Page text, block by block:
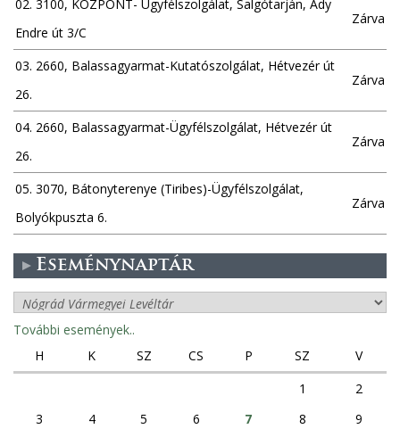
02. 3100, KÖZPONT- Ügyfélszolgálat, Salgótarján, Ady
Endre út 3/C
Zárva
03. 2660, Balassagyarmat-Kutatószolgálat, Hétvezér út
26.
Zárva
04. 2660, Balassagyarmat-Ügyfélszolgálat, Hétvezér út
26.
Zárva
05. 3070, Bátonyterenye (Tiribes)-Ügyfélszolgálat,
Bolyókpuszta 6.
Zárva
Eseménynaptár
További események..
H
K SZ CS P SZ
V
1
2
3
4 5 6 7 8
9